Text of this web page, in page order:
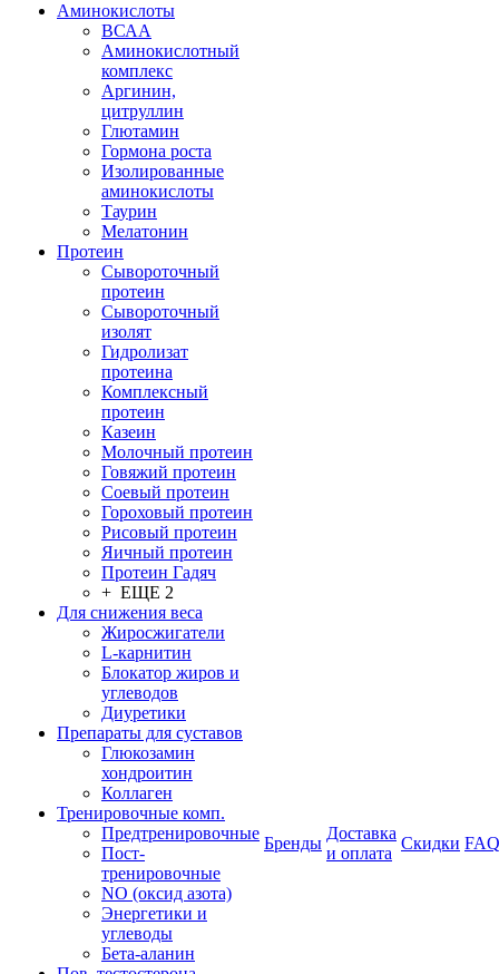
Аминокислоты
ВСАА
Аминокислотный
комплекс
Аргинин,
цитруллин
Глютамин
Гормона роста
Изолированные
аминокислоты
Таурин
Мелатонин
Протеин
Сывороточный
протеин
Сывороточный
изолят
Гидролизат
протеина
Комплексный
протеин
Казеин
Молочный протеин
Говяжий протеин
Соевый протеин
Гороховый протеин
Рисовый протеин
Яичный протеин
Протеин Гадяч
+ ЕЩЕ 2
Для снижения веса
Жиросжигатели
L-карнитин
Блокатор жиров и
углеводов
Диуретики
Препараты для суставов
Глюкозамин
хондроитин
Коллаген
Тренировочные комп.
Предтренировочные
Пост-
тренировочные
NO (оксид азота)
Энергетики и
углеводы
Бета-аланин
Бренды
Доставка
и оплата
Скидки FAQ